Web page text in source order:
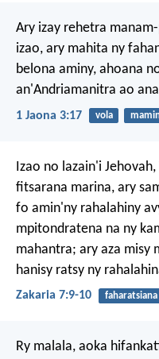
Ary izay rehetra
izao, ary mahita ny
belona aminy, ahoana
an'Andriamanitra ao
1 Jaona 3:17 vola
Izao no lazain'i
fitsarana marina, ary
fo amin'ny rahalahiny
mpitondratena na ny
mahantra; ary aza misy
hanisy ratsy ny
Zakaria 7:9-10 faharatsiana
Ry malala, aoka